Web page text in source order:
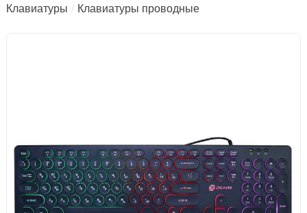
Клавиатуры
Клавиатуры проводные